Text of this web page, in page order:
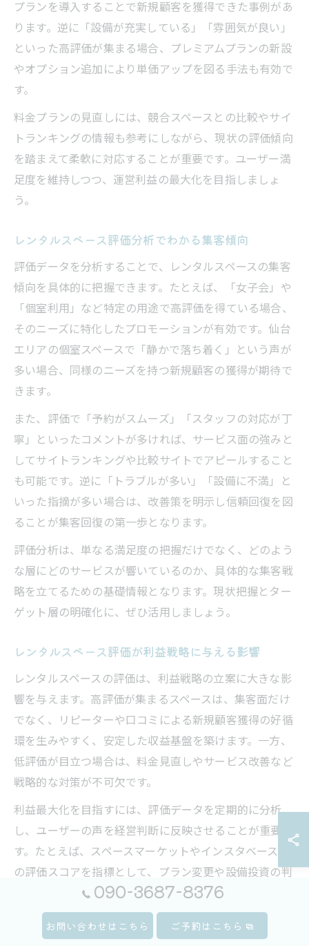
プランを導入することで新規顧客を獲得できた事例があ
ります。逆に「設備が充実している」「雰囲気が良い」
といった高評価が集まる場合、プレミアムプランの新設
やオプション追加により単価アップを図る手法も有効で
す。
料金プランの見直しには、競合スペースとの比較やサイ
トランキングの情報も参考にしながら、現状の評価傾向
を踏まえて柔軟に対応することが重要です。ユーザー満
足度を維持しつつ、運営利益の最大化を目指しましょ
う。
レンタルスペース評価分析でわかる集客傾向
評価データを分析することで、レンタルスペースの集客
傾向を具体的に把握できます。たとえば、「女子会」や
「個室利用」など特定の用途で高評価を得ている場合、
そのニーズに特化したプロモーションが有効です。仙台
エリアの個室スペースで「静かで落ち着く」という声が
多い場合、同様のニーズを持つ新規顧客の獲得が期待で
きます。
また、評価で「予約がスムーズ」「スタッフの対応が丁
寧」といったコメントが多ければ、サービス面の強みと
してサイトランキングや比較サイトでアピールすること
も可能です。逆に「トラブルが多い」「設備に不満」と
いった指摘が多い場合は、改善策を明示し信頼回復を図
ることが集客回復の第一歩となります。
評価分析は、単なる満足度の把握だけでなく、どのよう
な層にどのサービスが響いているのか、具体的な集客戦
略を立てるための基礎情報となります。現状把握とター
ゲット層の明確化に、ぜひ活用しましょう。
レンタルスペース評価が利益戦略に与える影響
レンタルスペースの評価は、利益戦略の立案に大きな影
響を与えます。高評価が集まるスペースは、集客面だけ
でなく、リピーターや口コミによる新規顧客獲得の好循
環を生みやすく、安定した収益基盤を築けます。一方、
低評価が目立つ場合は、料金見直しやサービス改善など
戦略的な対策が不可欠です。
利益最大化を目指すには、評価データを定期的に分析
し、ユーザーの声を経営判断に反映させることが重要で
す。たとえば、スペースマーケットやインスタベースで
の評価スコアを指標として、プラン変更や設備投資の判
断材料にすることで、競合との差別化と利益向上が図れ
ます。
注意点として、評価の内容によっては短期的な値下げや
090-3687-8376
お問い合わせはこちら ご予約はこちら